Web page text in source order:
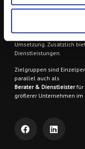
Ich berate & begleite
& Idengeberbei der
Umsetzung. Zusätzlich
Dienstleistungen.
Zielgruppen sind
parallel auch als
Berater & Dienstleisterfür
größerer Unternehmen im